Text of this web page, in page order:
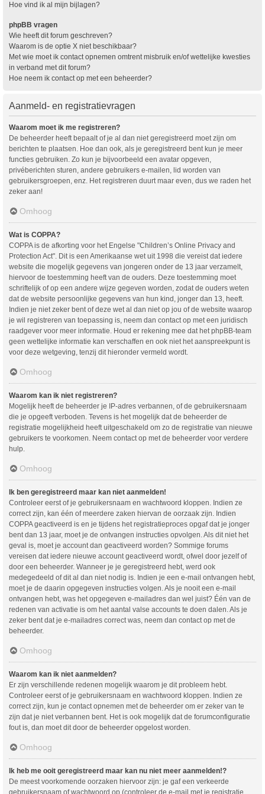
Hoe vind ik al mijn bijlagen?
phpBB vragen
Wie heeft dit forum geschreven?
Waarom is de optie X niet beschikbaar?
Met wie moet ik contact opnemen omtrent misbruik en/of wettelijke kwesties
in verband met dit forum?
Hoe neem ik contact op met een beheerder?
Aanmeld- en registratievragen
Waarom moet ik me registreren?
De beheerder heeft bepaalt of je al dan niet geregistreerd moet zijn om
berichten te plaatsen. Hoe dan ook, als je geregistreerd bent kun je meer
functies gebruiken. Zo kun je bijvoorbeeld een avatar opgeven,
privéberichten sturen, andere gebruikers e-mailen, lid worden van
gebruikersgroepen, enz. Het registreren duurt maar even, dus we raden het
zeker aan!
Omhoog
Wat is COPPA?
COPPA is de afkorting voor het Engelse "Children’s Online Privacy and
Protection Act". Dit is een Amerikaanse wet uit 1998 die vereist dat iedere
website die mogelijk gegevens van jongeren onder de 13 jaar verzamelt,
hiervoor de toestemming heeft van de ouders. Deze toestemming moet
schriftelijk of op een andere wijze gegeven worden, zodat de ouders weten
dat de website persoonlijke gegevens van hun kind, jonger dan 13, heeft.
Indien je niet zeker bent of deze wet al dan niet op jou of de website waarop
je wil registreren van toepassing is, neem dan contact op met een juridisch
raadgever voor meer informatie. Houd er rekening mee dat het phpBB-team
geen wettelijke informatie kan verschaffen en ook niet het aanspreekpunt is
voor deze wetgeving, tenzij dit hieronder vermeld wordt.
Omhoog
Waarom kan ik niet registreren?
Mogelijk heeft de beheerder je IP-adres verbannen, of de gebruikersnaam
die je opgeeft verboden. Tevens is het mogelijk dat de beheerder de
registratie mogelijkheid heeft uitgeschakeld om zo de registratie van nieuwe
gebruikers te voorkomen. Neem contact op met de beheerder voor verdere
hulp.
Omhoog
Ik ben geregistreerd maar kan niet aanmelden!
Controleer eerst of je gebruikersnaam en wachtwoord kloppen. Indien ze
correct zijn, kan één of meerdere zaken hiervan de oorzaak zijn. Indien
COPPA geactiveerd is en je tijdens het registratieproces opgaf dat je jonger
bent dan 13 jaar, moet je de ontvangen instructies opvolgen. Als dit niet het
geval is, moet je account dan geactiveerd worden? Sommige forums
vereisen dat iedere nieuwe account geactiveerd wordt, ofwel door jezelf of
door een beheerder. Wanneer je je geregistreerd hebt, werd ook
medegedeeld of dit al dan niet nodig is. Indien je een e-mail ontvangen hebt,
moet je de daarin opgegeven instructies volgen. Als je nooit een e-mail
ontvangen hebt, was het opgegeven e-mailadres dan wel juist? Één van de
redenen van activatie is om het aantal valse accounts te doen dalen. Als je
zeker bent dat je e-mailadres correct was, neem dan contact op met de
beheerder.
Omhoog
Waarom kan ik niet aanmelden?
Er zijn verschillende redenen mogelijk waarom je dit probleem hebt.
Controleer eerst of je gebruikersnaam en wachtwoord kloppen. Indien ze
correct zijn, kun je contact opnemen met de beheerder om er zeker van te
zijn dat je niet verbannen bent. Het is ook mogelijk dat de forumconfiguratie
fout is, dan moet dit door de beheerder opgelost worden.
Omhoog
Ik heb me ooit geregistreerd maar kan nu niet meer aanmelden!?
De meest voorkomende oorzaken hiervoor zijn: je gaf een verkeerde
gebruikersnaam of wachtwoord op (controleer de e-mail met je registratie